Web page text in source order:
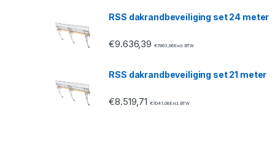
RSS dakrandbeveiliging set 24 meter
€9.636,39 €7.963,96Excl. BTW
RSS dakrandbeveiliging set 21 meter
€8.519,71 €7.041,08Excl. BTW